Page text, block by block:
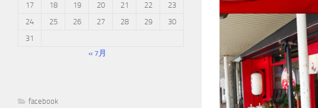
17
18 19 20 21 22
23
24
25 26 27 28 29
30
31
« 7月
facebook